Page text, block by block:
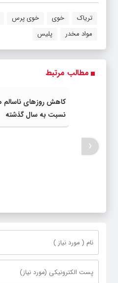
تریاک خوی خوی پرس
مواد مخدر
پلیس
مطالب مرتبط
کاهش روزهای ناسالم
نسبت به سال گذشته
‹